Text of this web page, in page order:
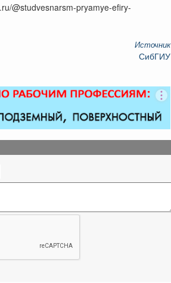
@studvesnarsm-pryamye-efiry-
Источник
СибГИУ